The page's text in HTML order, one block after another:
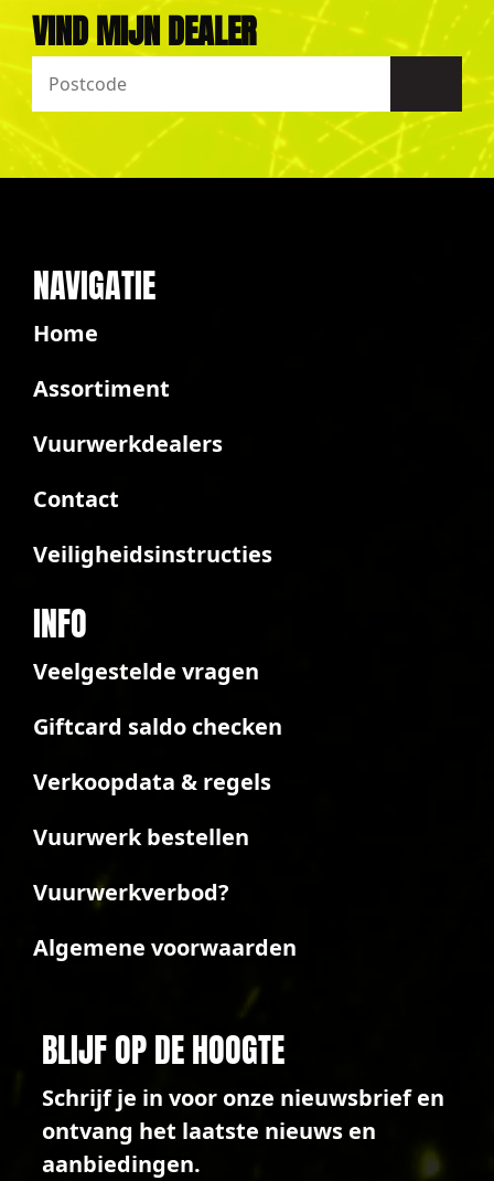
VIND MIJN DEALER
NAVIGATIE
Home
Assortiment
Vuurwerkdealers
Contact
Veiligheidsinstructies
INFO
Veelgestelde vragen
Giftcard saldo checken
Verkoopdata & regels
Vuurwerk bestellen
Vuurwerkverbod?
Algemene voorwaarden
BLIJF OP DE HOOGTE
Schrijf je in voor onze nieuwsbrief en
ontvang het laatste nieuws en
aanbiedingen.